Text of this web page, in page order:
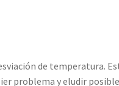
de temperatura.
problema y eludir